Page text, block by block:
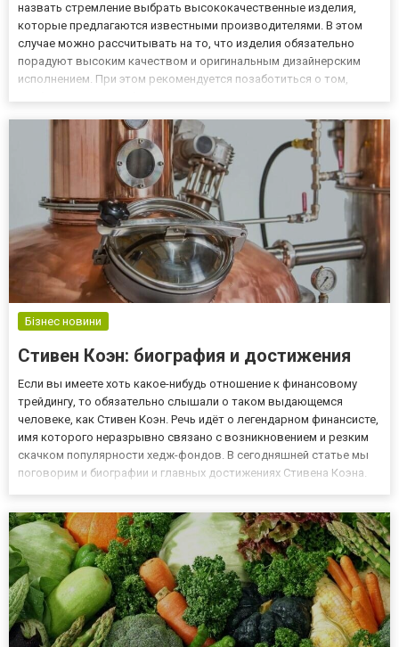
назвать стремление выбрать высококачественные изделия,
которые предлагаются известными производителями. В этом
случае можно рассчитывать на то, что изделия обязательно
порадуют высоким качеством и оригинальным дизайнерским
исполнением. При этом рекомендуется позаботиться о том,
Бізнес новини
Стивен Коэн: биография и достижения
Если вы имеете хоть какое-нибудь отношение к финансовому
трейдингу, то обязательно слышали о таком выдающемся
человеке, как Стивен Коэн. Речь идёт о легендарном финансисте,
имя которого неразрывно связано с возникновением и резким
скачком популярности хедж-фондов. В сегодняшней статье мы
поговорим и биографии и главных достижениях Стивена Коэна.